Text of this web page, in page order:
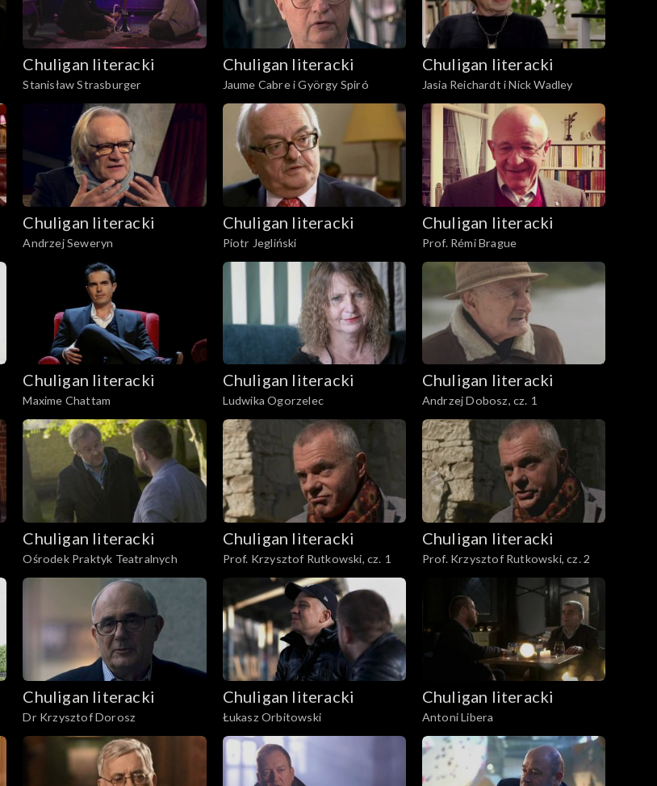
Chuligan literacki
Stanisław Strasburger
Chuligan literacki
Jaume Cabre i György Spiró
Chuligan literacki
Jasia Reichardt i Nick Wadley
Chuligan literacki
Andrzej Seweryn
Chuligan literacki
Piotr Jegliński
Chuligan literacki
Prof. Rémi Brague
Chuligan literacki
Maxime Chattam
Chuligan literacki
Ludwika Ogorzelec
Chuligan literacki
Andrzej Dobosz, cz. 1
Chuligan literacki
Ośrodek Praktyk Teatralnych
Chuligan literacki
Prof. Krzysztof Rutkowski, cz. 1
Chuligan literacki
Prof. Krzysztof Rutkowski, cz. 2
Chuligan literacki
Dr Krzysztof Dorosz
Chuligan literacki
Łukasz Orbitowski
Chuligan literacki
Antoni Libera